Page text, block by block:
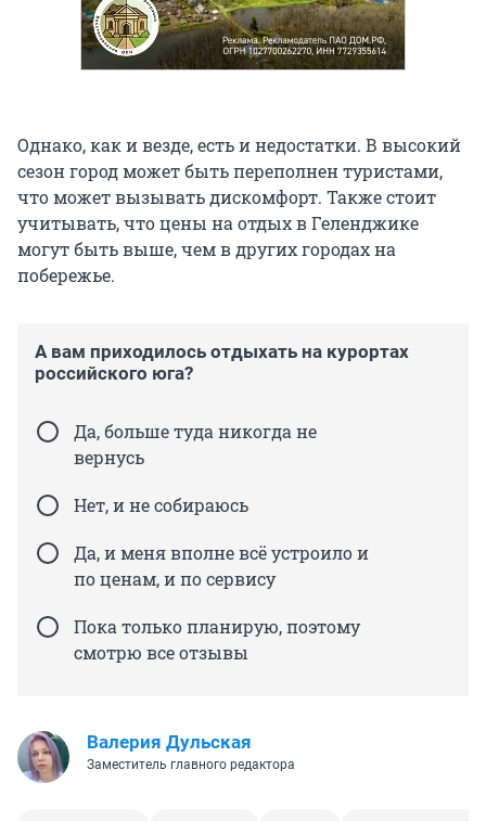
Однако, как и везде, есть и недостатки. В высокий
сезон город может быть переполнен туристами,
что может вызывать дискомфорт. Также стоит
учитывать, что цены на отдых в Геленджике
могут быть выше, чем в других городах на
побережье.
А вам приходилось отдыхать на курортах
российского юга?
Да, больше туда никогда не
вернусь
Нет, и не собираюсь
Да, и меня вполне всё устроило и
по ценам, и по сервису
Пока только планирую, поэтому
смотрю все отзывы
Валерия Дульская
Заместитель главного редактора